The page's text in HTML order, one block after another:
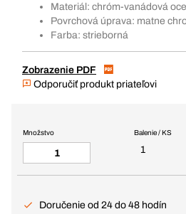
Materiál: chróm-vanádová
Povrchová úprava: matne
Farba: strieborná
Zobrazenie PDF
Odporučiť produkt priateľovi
Balenie / KS
1
Množstvo
Doručenie od 24 do 48 hodín